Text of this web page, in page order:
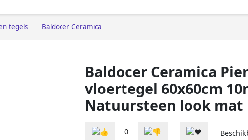
tegels Baldocer Ceramica
Baldocer Ceramica
vloertegel 60x60cm
Natuursteen look mat
0